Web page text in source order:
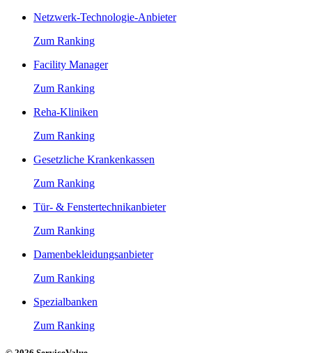
Netzwerk-Technologie-Anbieter
Zum Ranking
Facility Manager
Zum Ranking
Reha-Kliniken
Zum Ranking
Gesetzliche Krankenkassen
Zum Ranking
Tür- & Fenstertechnikanbieter
Zum Ranking
Damenbekleidungsanbieter
Zum Ranking
Spezialbanken
Zum Ranking